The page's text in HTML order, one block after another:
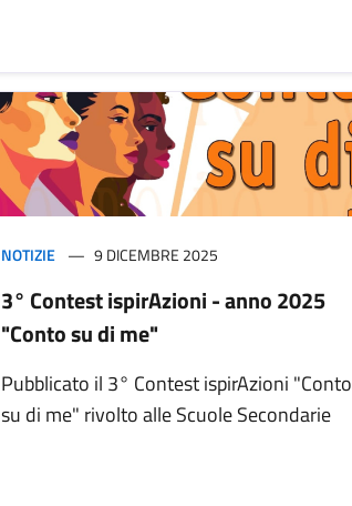
NOTIZIE 9 DICEMBRE 2025
3° Contest ispirAzioni - anno 2025
"Conto su di me"
Pubblicato il 3° Contest ispirAzioni "Conto
su di me" rivolto alle Scuole Secondarie